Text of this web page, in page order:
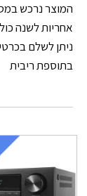
המוצר נרכש
אחריות לשנה
בתוספת ריבית